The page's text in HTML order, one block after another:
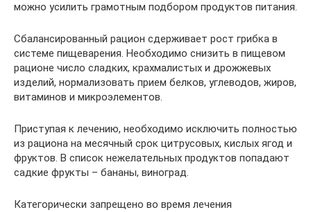
можно усилить грамотным подбором продуктов питания.
Сбалансированный рацион сдерживает рост грибка в
системе пищеварения. Необходимо снизить в пищевом
рационе число сладких, крахмалистых и дрожжевых
изделий, нормализовать прием белков, углеводов, жиров,
витаминов и микроэлементов.
Приступая к лечению, необходимо исключить полностью
из рациона на месячный срок цитрусовых, кислых ягод и
фруктов. В список нежелательных продуктов попадают
садкие фрукты – бананы, виноград.
Категорически запрещено во время лечения